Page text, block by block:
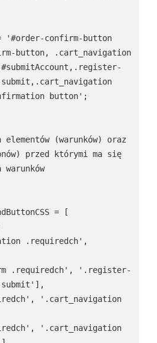
'#order-confirm-button
button, .cart_navigation
button';
przed którymi ma się
= [